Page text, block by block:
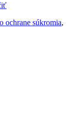
ochrane súkromia,